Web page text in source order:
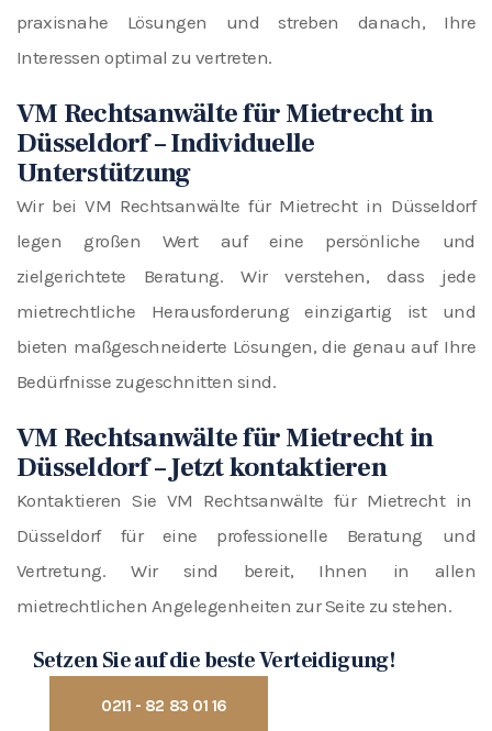
praxisnahe Lösungen und streben danach, Ihre
Interessen optimal zu vertreten.
VM Rechtsanwälte für Mietrecht in
Düsseldorf – Individuelle
Unterstützung
Wir bei VM Rechtsanwälte für Mietrecht in Düsseldorf
legen großen Wert auf eine persönliche und
zielgerichtete Beratung. Wir verstehen, dass jede
mietrechtliche Herausforderung einzigartig ist und
bieten maßgeschneiderte Lösungen, die genau auf Ihre
Bedürfnisse zugeschnitten sind.
VM Rechtsanwälte für Mietrecht in
Düsseldorf – Jetzt kontaktieren
Kontaktieren Sie VM Rechtsanwälte für Mietrecht in
Düsseldorf für eine professionelle Beratung und
Vertretung. Wir sind bereit, Ihnen in allen
mietrechtlichen Angelegenheiten zur Seite zu stehen.
Setzen Sie auf die beste Verteidigung!
0211 - 82 83 01 16